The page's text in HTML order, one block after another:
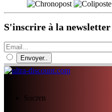
S'inscrire à la newsletter
Envoyer..
Socren